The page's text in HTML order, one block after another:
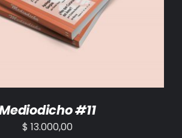
AL CARRITO / DETALLES
#11
$ 13.000,00